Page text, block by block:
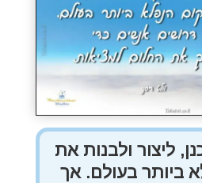
ליצור ולבנות את
ביותר בעולם. אך